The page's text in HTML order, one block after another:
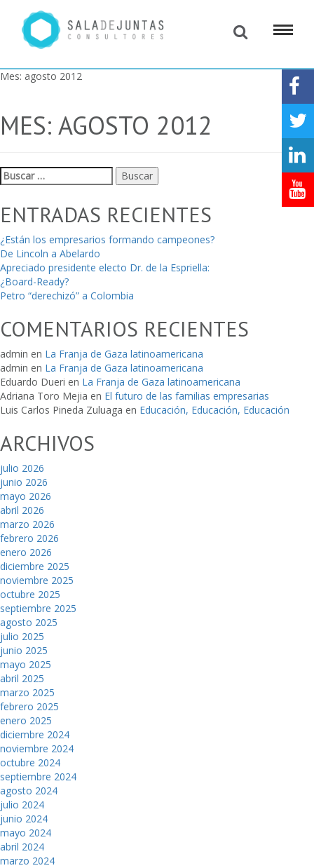
Mes: agosto 2012
MES: AGOSTO 2012
Buscar:
ENTRADAS RECIENTES
¿Están los empresarios formando campeones?
De Lincoln a Abelardo
Apreciado presidente electo Dr. de la Espriella:
¿Board-Ready?
Petro “derechizó” a Colombia
COMENTARIOS RECIENTES
admin en La Franja de Gaza latinoamericana
admin en La Franja de Gaza latinoamericana
Eduardo Dueri en La Franja de Gaza latinoamericana
Adriana Toro Mejia en El futuro de las familias empresarias
Luis Carlos Pineda Zuluaga en Educación, Educación, Educación
ARCHIVOS
julio 2026
junio 2026
mayo 2026
abril 2026
marzo 2026
febrero 2026
enero 2026
diciembre 2025
noviembre 2025
octubre 2025
septiembre 2025
agosto 2025
julio 2025
junio 2025
mayo 2025
abril 2025
marzo 2025
febrero 2025
enero 2025
diciembre 2024
noviembre 2024
octubre 2024
septiembre 2024
agosto 2024
julio 2024
junio 2024
mayo 2024
abril 2024
marzo 2024